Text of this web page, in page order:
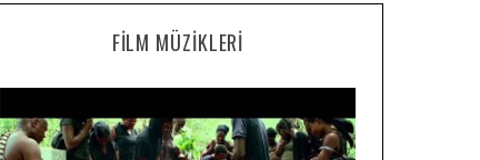
FILM MÜZIKLERI